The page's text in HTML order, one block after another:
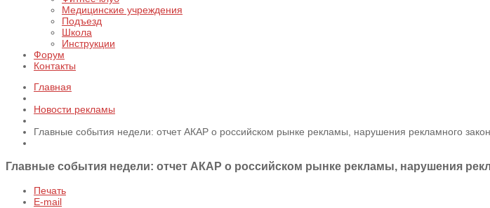
Медицинские учреждения
Подъезд
Школа
Инструкции
Форум
Контакты
Главная
Новости рекламы
Главные события недели: отчет АКАР о российском рынке рекламы, нарушения рекламного
Главные события недели: отчет АКАР о российском рынке рекламы, нарушения
Печать
E-mail